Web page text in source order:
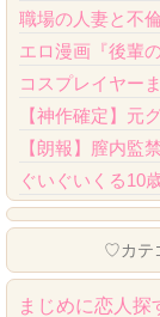
職場の人妻と不
Powered by
♡カテ
まじめに恋人探